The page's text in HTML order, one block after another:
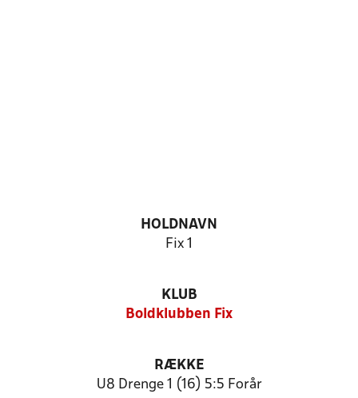
HOLDNAVN
Fix 1
KLUB
Boldklubben Fix
RÆKKE
U8 Drenge 1 (16) 5:5 Forår